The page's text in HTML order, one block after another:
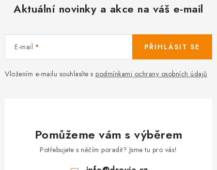
Aktuální novinky a akce na váš e-mail
E-mail
Vložením e-mailu souhlasíte s podmínkami ochrany osobních údajů
PŘIHLÁSIT SE
Pomůžeme vám s výběrem
Potřebujete s něčím poradit? Jsme tu pro vás!